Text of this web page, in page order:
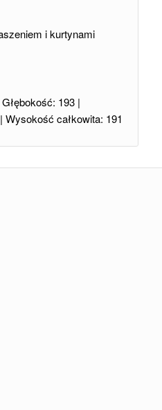
i kurtynami
Głębokość: 193 |
Wysokość całkowita: 191